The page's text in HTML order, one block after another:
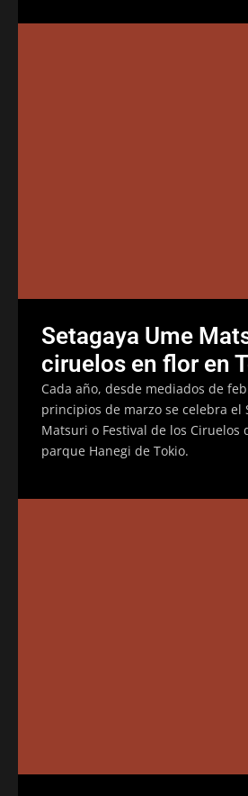
Setagaya Ume
ciruelos en flor en
Cada año, desde mediados de
principios de marzo se celebra el
Matsuri o Festival de los Ciruelos
parque Hanegi de Tokio.